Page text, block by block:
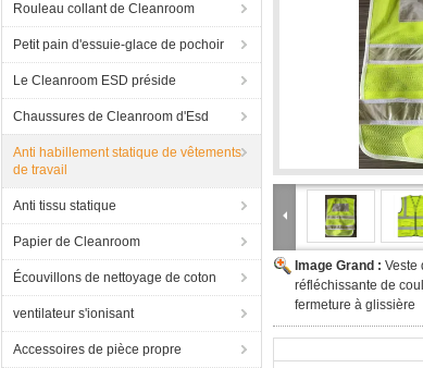
Rouleau collant de Cleanroom
Petit pain d'essuie-glace de pochoir
Le Cleanroom ESD préside
Chaussures de Cleanroom d'Esd
Anti habillement statique de vêtements
de travail
Anti tissu statique
Papier de Cleanroom
Écouvillons de nettoyage de coton
ventilateur s'ionisant
Accessoires de pièce propre
Image Grand : Veste
réfléchissante de
fermeture à glissière